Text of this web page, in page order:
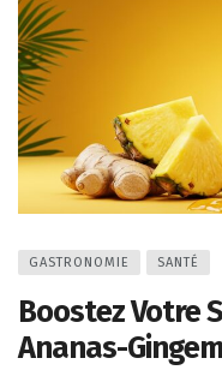
GASTRONOMIE SANTÉ
Boostez Votre
Ananas-